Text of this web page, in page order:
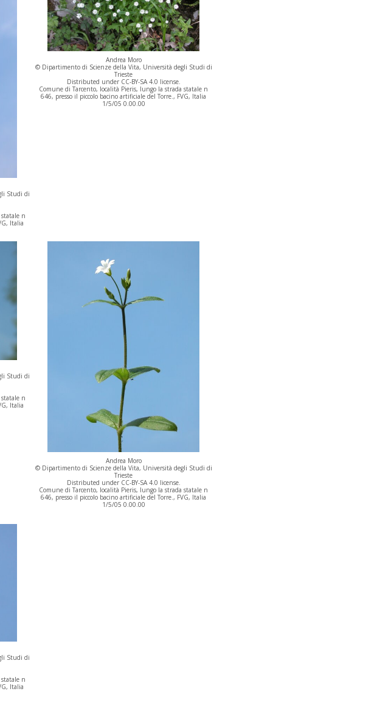
Studi di
n
Italia
Andrea Moro
© Dipartimento di Scienze della Vita, Università degli Studi di
Trieste
Distributed under CC-BY-SA 4.0 license.
Comune di Tarcento, località Pieris, lungo la strada statale n
646, presso il piccolo bacino artificiale del Torre., FVG, Italia
1/5/05 0.00.00
Studi di
n
Italia
Andrea Moro
© Dipartimento di Scienze della Vita, Università degli Studi di
Trieste
Distributed under CC-BY-SA 4.0 license.
Comune di Tarcento, località Pieris, lungo la strada statale n
646, presso il piccolo bacino artificiale del Torre., FVG, Italia
1/5/05 0.00.00
Studi di
n
Italia